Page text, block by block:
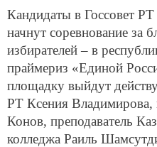
Кандидаты в Госсовет РТ
начнут соревнование за
избирателей – в
праймериз «Единой
площадку выйдут
РТ Ксения
Конов, преподаватель
колледжа Раиль